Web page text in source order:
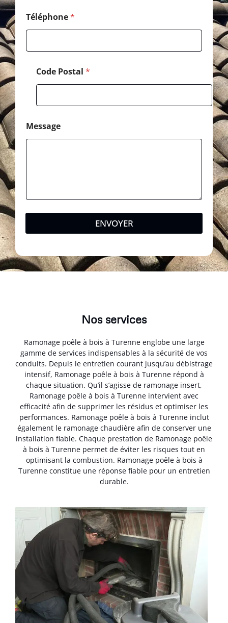
Téléphone*
Code Postal *
Message
ENVOYER
Nos services
Ramonage poêle à bois à Turenne englobe une large
gamme de services indispensables à la sécurité de vos
conduits. Depuis le entretien courant jusqu’au débistrage
intensif, Ramonage poêle à bois à Turenne répond à
chaque situation. Qu’il s’agisse de ramonage insert,
Ramonage poêle à bois à Turenne intervient avec
efficacité afin de supprimer les résidus et optimiser les
performances. Ramonage poêle à bois à Turenne inclut
également le ramonage chaudière afin de conserver une
installation fiable. Chaque prestation de Ramonage poêle
à bois à Turenne permet de éviter les risques tout en
optimisant la combustion. Ramonage poêle à bois à
Turenne constitue une réponse fiable pour un entretien
durable.